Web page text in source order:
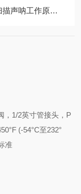
索尼克SONIC SCS-18H 高频半圆扫描声呐工作原理详解
，1/2英寸管接头，P
(-54°C至232°
准